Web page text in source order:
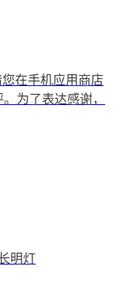
在手机应用商店
为了表达感谢，
明灯